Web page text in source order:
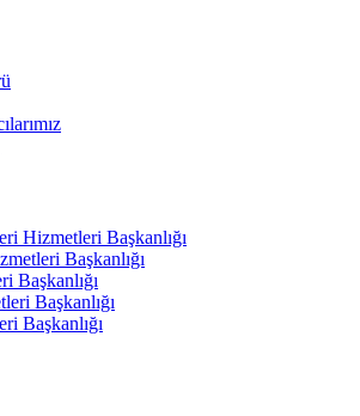
Hizmetleri Başkanlığı
Başkanlığı
Başkanlığı
Başkanlığı
Başkanlığı